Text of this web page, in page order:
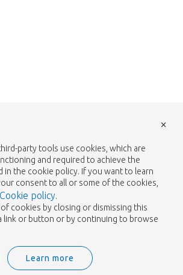
party tools use cookies, which are
and required to achieve the
in the cookie policy. If you want to learn
consent to all or some of the cookies,
Cookie policy.
cookies by closing or dismissing this
link or button or by continuing to browse
Learn more
×